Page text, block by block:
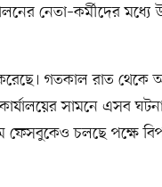
নেতা–কর্মীদের মধ্যে
গতকাল রাত
সামনে এসব
ফেসবুকেও চলছে পক্ষে